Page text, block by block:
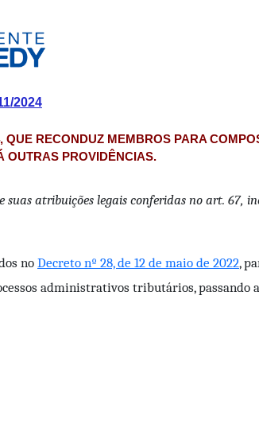
2024
QUE RECONDUZ MEMBROS PARA
OUTRAS PROVIDÊNCIAS.
suas atribuições legais conferidas no art. 67,
no Decreto nº 28, de 12 de maio de 2022,
administrativos tributários, passando